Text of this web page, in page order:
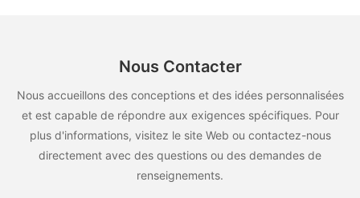
Nous Contacter
Nous accueillons des conceptions et des idées personnalisées
et est capable de répondre aux exigences spécifiques. Pour
plus d'informations, visitez le site Web ou contactez-nous
directement avec des questions ou des demandes de
renseignements.